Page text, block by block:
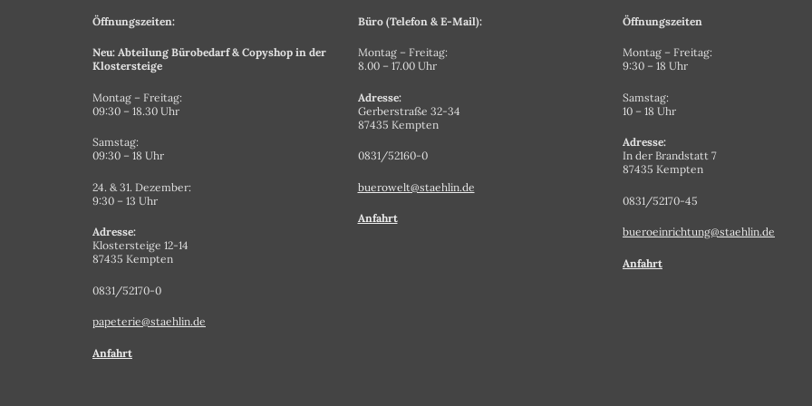
Öffnungszeiten:
Neu: Abteilung Bürobedarf & Copyshop in der
Klostersteige
Montag – Freitag:
09:30 – 18.30 Uhr
Samstag:
09:30 – 18 Uhr
24. & 31. Dezember:
9:30 – 13 Uhr
Adresse:
Klostersteige 12-14
87435 Kempten
0831/52170-0
papeterie@staehlin.de
Anfahrt
Büro (Telefon & E-Mail):
Montag – Freitag:
8.00 – 17.00 Uhr
Adresse:
Gerberstraße 32-34
87435 Kempten
0831/52160-0
buerowelt@staehlin.de
Anfahrt
Öffnungszeiten
Montag – Freitag:
9:30 – 18 Uhr
Samstag:
10 – 18 Uhr
Adresse:
In der Brandstatt 7
87435 Kempten
0831/52170-45
bueroeinrichtung@staehlin.de
Anfahrt